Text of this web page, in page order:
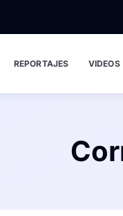
REPORTAJES VIDEOS